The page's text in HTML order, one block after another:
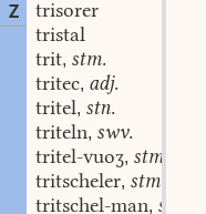
Z
trisorer
tristal
trit, stm.
tritec, adj.
tritel, stn.
triteln, swv.
tritel-vuoʒ, stm.
tritscheler, stm.
tritschel-man, stm.